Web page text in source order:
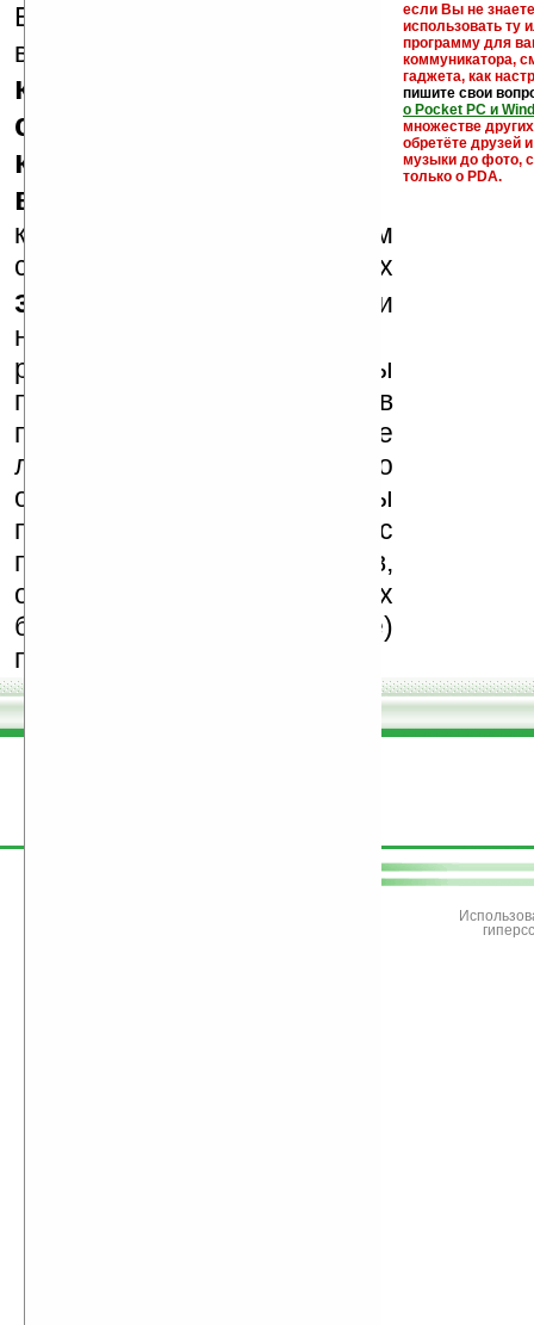
Еще раз обращаем
внимание, что
кряки - лекарства,
серийные номера,
ключи и ссылки на
варезные сайты
если Вы не
использовать ту
программу для
коммуникатора,
гаджета, как
пишите свои
о Pocket PC и
множестве
обретёте друзей
музыки до фото,
только о PDA.
к публикации на нашем
сайте в комментариях
запрещены
, как и
несанкционированная
реклама (спам). Мы
поддерживаем авторов
программ и развитие
легального программного
обеспечения. Также мы
призываем Вас
поддерживать авторов,
особенно создающих
бесплатные (freeware)
программы.